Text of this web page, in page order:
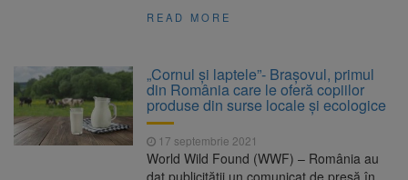
READ MORE
„Cornul și laptele”- Brașovul, primul
din România care le oferă copiilor
produse din surse locale și ecologice
17 septembrie 2021
World Wild Found (WWF) – România au